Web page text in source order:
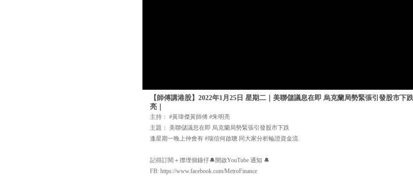
【師傅講港股】2022年1月25日 星期二｜美聯儲議息在即 烏克蘭局勢緊張引發股市下
亮｜
主持： #黃瑋傑黃師傅 #朱明亮
主題： 美聯儲議息在即 烏克蘭局勢緊張引發股市下跌
逢星期一晚上仲會有 #瑞信何啟聰 同大家分析輪證資金流
記得訂閱＋㩒埋個鐘仔🔔開啟YouTube 通知 🔔
FB: https://www.facebook.com/MetroFinance